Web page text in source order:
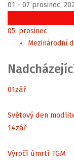
01 - 07 prosinec,
Následující týden
05. prosinec
Mezinárodní
01zář
Světový den
14zář
Výročí úmrtí TGM